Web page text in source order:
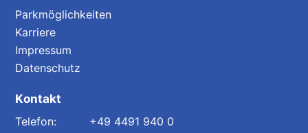
Parkmöglichkeiten
Karriere
Impressum
Datenschutz
Kontakt
+49 4491 940 0